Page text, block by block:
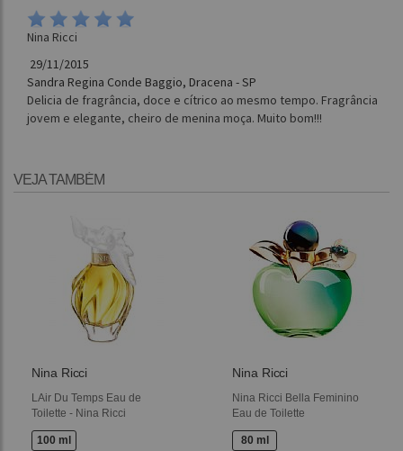
Nina Ricci
29/11/2015
Sandra Regina Conde Baggio, Dracena - SP
Delicia de fragrância, doce e cítrico ao mesmo tempo. Fragrância
jovem e elegante, cheiro de menina moça. Muito bom!!!
VEJA TAMBÉM
Nina Ricci
LAir Du Temps Eau de
Toilette - Nina Ricci
100 ml
Nina Ricci
Nina Ricci Bella Feminino
Eau de Toilette
80 ml